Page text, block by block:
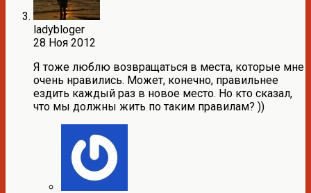
ladybloger
28 Ноя 2012
Я тоже люблю возвращаться в места, которые мне
очень нравились. Может, конечно, правильнее
ездить каждый раз в новое место. Но кто сказал,
что мы должны жить по таким правилам? ))